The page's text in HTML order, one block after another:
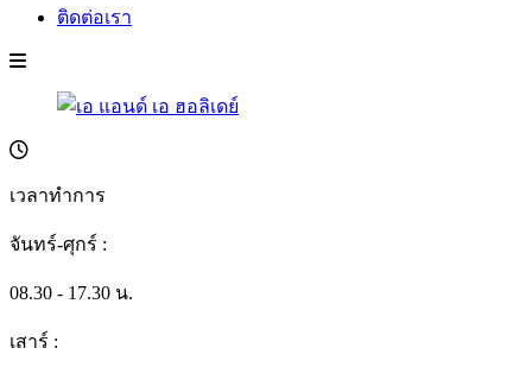
ติดต่อเรา
เวลาทำการ
จันทร์-ศุกร์ :
08.30 - 17.30 น.
เสาร์ :